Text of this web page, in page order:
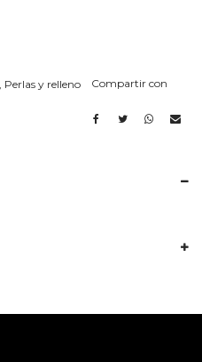
Perlas y relleno Compartir con